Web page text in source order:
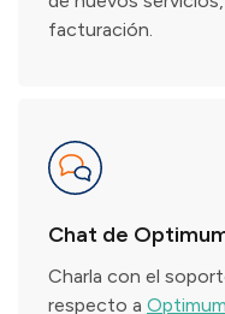
facturación.
Chat de
Charla con el
respecto a